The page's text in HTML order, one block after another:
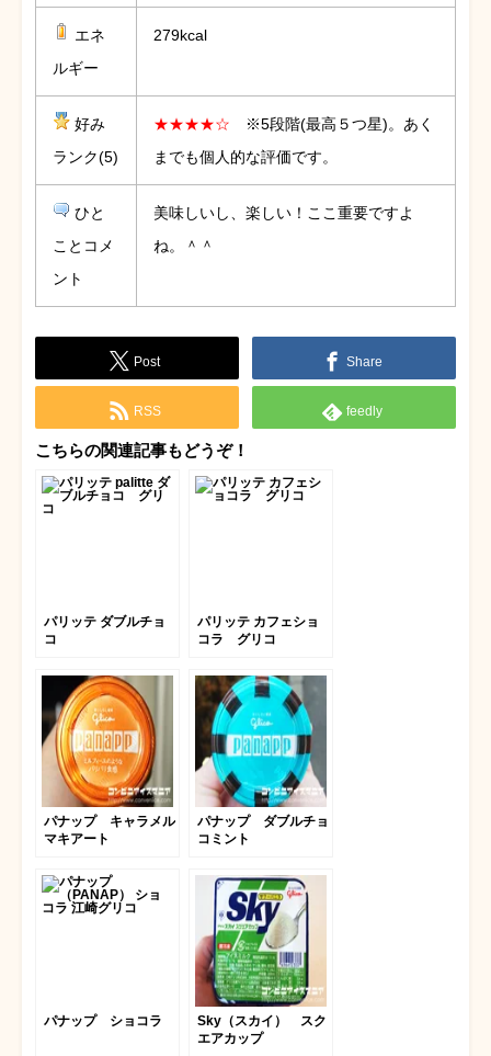
エネ
ルギー
279kcal
好み
ランク(5)
★★★★☆
※5段階(最高５つ星)。あく
までも個人的な評価です。
ひと
ことコメ
ント
美味しいし、楽しい！ここ重要ですよ
ね。＾＾
Post Share
RSS feedly
こちらの関連記事もどうぞ！
パリッテ ダブルチョ
コ
パリッテ カフェショ
コラ グリコ
パナップ キャラメル
マキアート
パナップ ダブルチョ
コミント
パナップ ショコラ
Sky（スカイ） スク
エアカップ